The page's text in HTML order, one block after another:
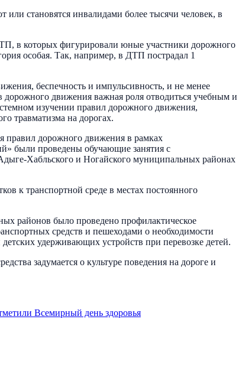
становятся инвалидами более тысячи человек, в
в которых фигурировали юные участники дорожного
особая. Так, например, в ДТП пострадал 1
беспечность и импульсивность, и не менее
дорожного движения важная роля отводиться учебным и
изучении правил дорожного движения,
травматизма на дорогах.
правил дорожного движения в рамках
были проведены обучающие занятия с
Хабльского и Ногайского муниципальных районах
к транспортной среде в местах постоянного
районов было проведено профилактическое
средств и пешеходами о необходимости
удерживающих устройств при перевозке детей.
задумается о культуре поведения на дороге и
Всемирный день здоровья